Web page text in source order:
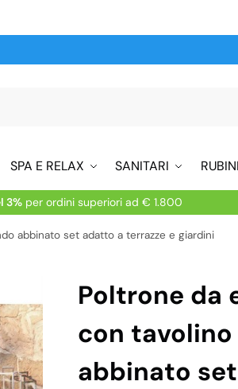
SPA E RELAX SANITARI
3%per ordini superiori ad € 1.800
abbinato set adatto a terrazze e giardini
Poltrone da
con
abbinato